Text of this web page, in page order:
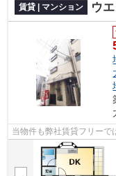
賃貸 | マンション ウ
当物件も弊社賃貸フリーで